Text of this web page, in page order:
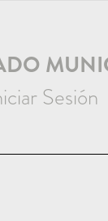
Sesión